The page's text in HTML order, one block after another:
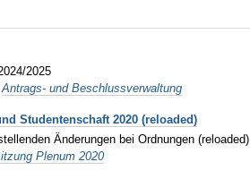
2025
Antrags- und Beschlussverwaltung
Studentenschaft 2020 (reloaded)
Änderungen bei Ordnungen (reloaded)
Plenum 2020